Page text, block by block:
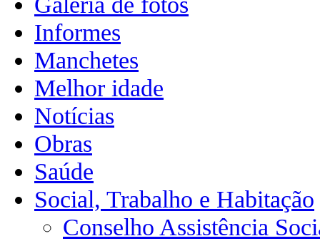
Informes
Manchetes
Melhor idade
Notícias
Obras
Saúde
Social, Trabalho e Habitação
Conselho Assistência